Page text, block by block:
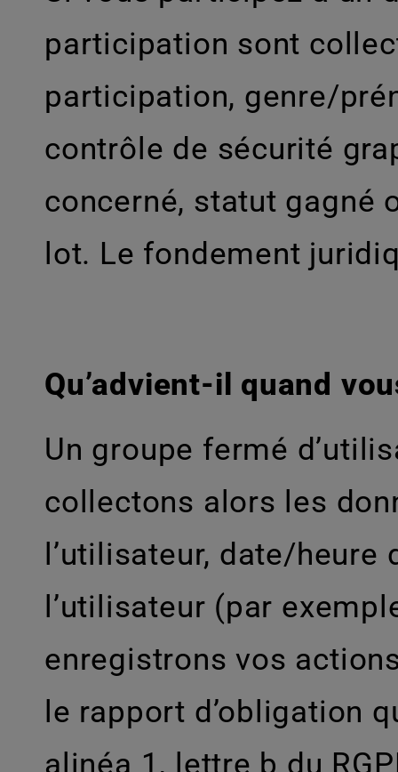
participation sont
participation, genre/
contrôle de sécurité
concerné, statut gagné
lot. Le fondement
Qu’advient-il quand
Un groupe fermé
collectons alors les
l’utilisateur, date/heure
l’utilisateur (par
enregistrons vos
le rapport d’obligation
alinéa 1, lettre b du